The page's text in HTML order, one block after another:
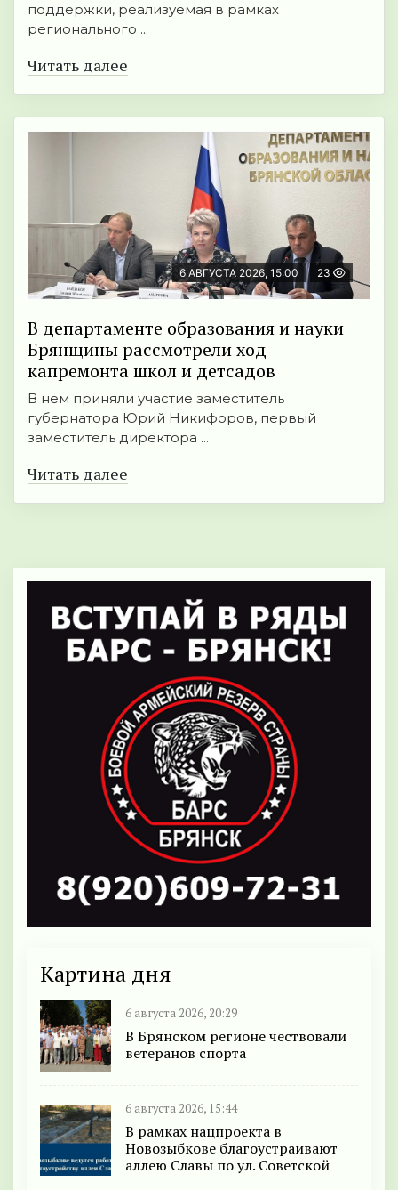
поддержки, реализуемая в рамках
регионального ...
Читать далее
6 АВГУСТА 2026, 15:00 23
В департаменте образования и науки
Брянщины рассмотрели ход
капремонта школ и детсадов
В нем приняли участие заместитель
губернатора Юрий Никифоров, первый
заместитель директора ...
Читать далее
Картина дня
6 августа 2026, 20:29
В Брянском регионе чествовали
ветеранов спорта
6 августа 2026, 15:44
В рамках нацпроекта в
Новозыбкове благоустраивают
аллею Славы по ул. Советской